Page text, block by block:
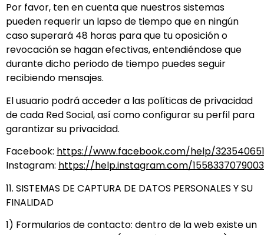
Por favor, ten en cuenta que nuestros sistemas
pueden requerir un lapso de tiempo que en ningún
caso superará 48 horas para que tu oposición o
revocación se hagan efectivas, entendiéndose que
durante dicho periodo de tiempo puedes seguir
recibiendo mensajes.
El usuario podrá acceder a las políticas de privacidad
de cada Red Social, así como configurar su perfil para
garantizar su privacidad.
Facebook: https://www.facebook.com/help/
Instagram: https://help.instagram.com/
11. SISTEMAS DE CAPTURA DE DATOS PERSONALES Y SU
FINALIDAD
1) Formularios de contacto: dentro de la web existe un